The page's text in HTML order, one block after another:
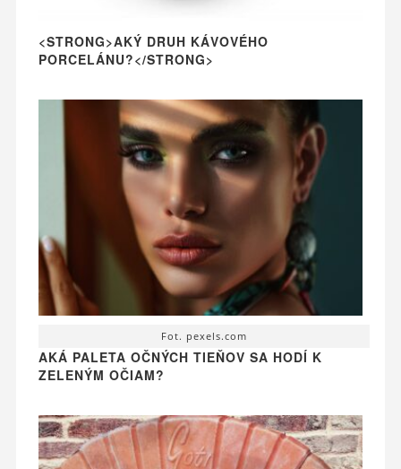
<STRONG>AKÝ DRUH KÁVOVÉHO
PORCELÁNU?</STRONG>
Fot. pexels.com
AKÁ PALETA OČNÝCH TIEŇOV SA HODÍ K
ZELENÝM OČIAM?